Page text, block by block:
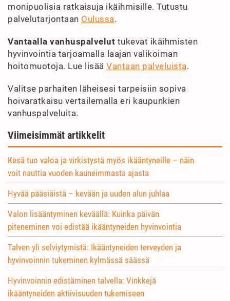
monipuolisia ratkaisuja ikäihmisille. Tutustu
palvelutarjontaan Oulussa.
Vantaalla vanhuspalvelut tukevat ikäihmisten
hyvinvointia tarjoamalla laajan valikoiman
hoitomuotoja. Lue lisää Vantaan palveluista.
Valitse parhaiten läheisesi tarpeisiin sopiva
hoivaratkaisu vertailemalla eri kaupunkien
vanhuspalveluita.
Viimeisimmät artikkelit
Kesä tuo valoa ja virkistystä myös ikääntyneille – näin
voit nauttia vuoden kauneimmasta ajasta
Hyvää pääsiäistä – kevään ja uuden alun juhlaa
Valon lisääntyminen keväällä: Kuinka päivän
piteneminen voi edistää ikääntyneiden hyvinvointia
Talven yli selviytymistä: Ikääntyneiden terveyden ja
hyvinvoinnin tukeminen kylmässä säässä
Hyvinvoinnin edistäminen talvella: Vinkkejä
ikääntyneiden aktiivisuuden tukemiseen